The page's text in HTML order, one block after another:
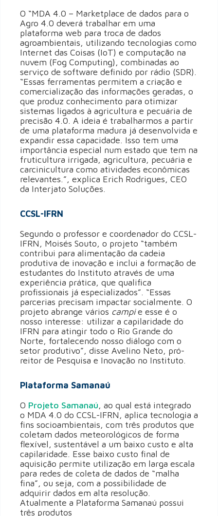
O “MDA 4.0 – Marketplace de dados para o
Agro 4.0 deverá trabalhar em uma
plataforma web para troca de dados
agroambientais, utilizando tecnologias como
Internet das Coisas (IoT) e computação na
nuvem (Fog Computing), combinadas ao
serviço de software definido por rádio (SDR).
“Essas ferramentas permitem a criação e
comercialização das informações geradas, o
que produz conhecimento para otimizar
sistemas ligados à agricultura e pecuária de
precisão 4.0. A ideia é trabalharmos a partir
de uma plataforma madura já desenvolvida e
expandir essa capacidade. Isso tem uma
importância especial num estado que tem na
fruticultura irrigada, agricultura, pecuária e
carcinicultura como atividades econômicas
relevantes.”, explica Erich Rodrigues, CEO
da Interjato Soluções.
CCSL-IFRN
Segundo o professor e coordenador do CCSL-
IFRN, Moisés Souto, o projeto “também
contribui para alimentação da cadeia
produtiva de inovação e inclui a formação de
estudantes do Instituto através de uma
experiência prática, que qualifica
profissionais já especializados”. “Essas
parcerias precisam impactar socialmente. O
projeto abrange vários campie esse é o
nosso interesse: utilizar a capilaridade do
IFRN para atingir todo o Rio Grande do
Norte, fortalecendo nosso diálogo com o
setor produtivo”, disse Avelino Neto, pró-
reitor de Pesquisa e Inovação no Instituto.
Plataforma Samanaú
O Projeto Samanaú, ao qual está integrado
o MDA 4.0 do CCSL-IFRN, aplica tecnologia a
fins socioambientais, com três produtos que
coletam dados meteorológicos de forma
flexível, sustentável a um baixo custo e alta
capilaridade. Esse baixo custo final de
aquisição permite utilização em larga escala
para redes de coleta de dados de “malha
fina”, ou seja, com a possibilidade de
adquirir dados em alta resolução.
Atualmente a Plataforma Samanaú possui
três produtos